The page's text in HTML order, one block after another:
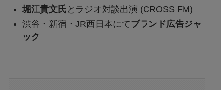
堀江貴文氏 とラジオ対談出演 (CROSS FM)
渋谷・新宿・JR西日本にてブランド広告ジャ
ック